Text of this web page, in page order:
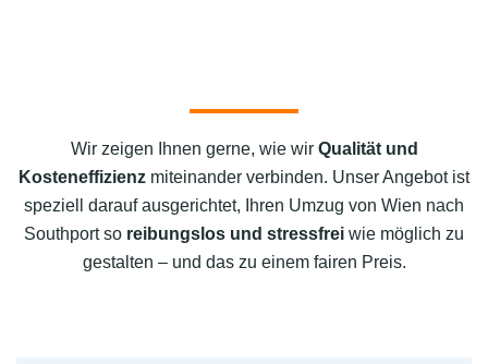
Wir zeigen Ihnen gerne, wie wir Qualität und
Kosteneffizienz miteinander verbinden. Unser Angebot ist
speziell darauf ausgerichtet, Ihren Umzug von Wien nach
Southport so reibungslos und stressfrei wie möglich zu
gestalten – und das zu einem fairen Preis.